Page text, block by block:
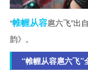
“帷幄从容扈六飞”出自
韵》。
“帷幄从容扈六飞”